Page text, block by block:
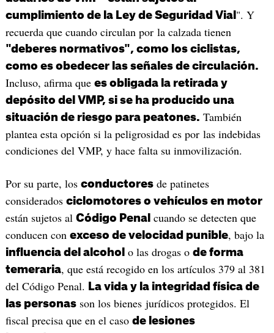
cumplimiento de la Ley de Seguridad Vial ". Y
recuerda que cuando circulan por la calzada tienen
"deberes normativos", como los ciclistas,
como es obedecer las señales de circulación.
Incluso, afirma que es obligada la retirada y
depósito del VMP, si se ha producido una
situación de riesgo para peatones. También
plantea esta opción si la peligrosidad es por las indebidas
condiciones del VMP, y hace falta su inmovilización.
Por su parte, los conductoresde patinetes
considerados ciclomotores o vehículos en motor
están sujetos al Código Penal cuando se detecten que
conducen con exceso de velocidad punible, bajo la
influencia del alcohol o las drogas o de forma
temeraria, que está recogido en los artículos 379 al 381
del Código Penal.
La vida y la integridad física de
las personasson los bienes jurídicos protegidos. El
fiscal precisa que en el caso de lesiones